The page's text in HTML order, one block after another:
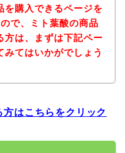
を購入できるページを
で、ミト葉酸の商品
方は、まずは下記ペー
みてはいかがでしょう
はこちらをクリック